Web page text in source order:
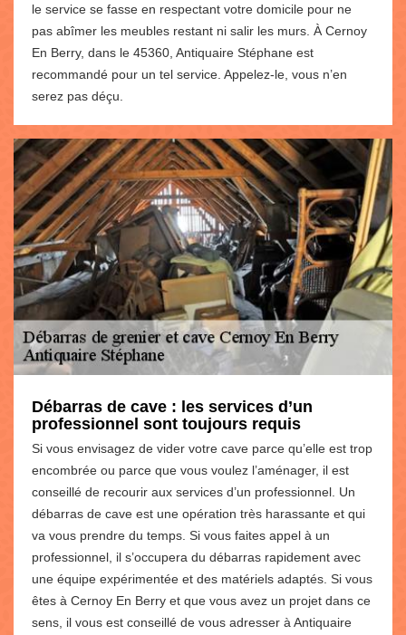
le service se fasse en respectant votre domicile pour ne
pas abîmer les meubles restant ni salir les murs. À Cernoy
En Berry, dans le 45360, Antiquaire Stéphane est
recommandé pour un tel service. Appelez-le, vous n’en
serez pas déçu.
Débarras de cave : les services d’un
professionnel sont toujours requis
Si vous envisagez de vider votre cave parce qu’elle est trop
encombrée ou parce que vous voulez l’aménager, il est
conseillé de recourir aux services d’un professionnel. Un
débarras de cave est une opération très harassante et qui
va vous prendre du temps. Si vous faites appel à un
professionnel, il s’occupera du débarras rapidement avec
une équipe expérimentée et des matériels adaptés. Si vous
êtes à Cernoy En Berry et que vous avez un projet dans ce
sens, il vous est conseillé de vous adresser à Antiquaire